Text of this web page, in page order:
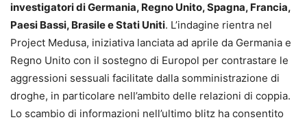
investigatori di Germania, Regno Unito, Spagna, Francia,
Paesi Bassi, Brasile e Stati Uniti. L’indagine rientra nel
Project Medusa, iniziativa lanciata ad aprile da Germania e
Regno Unito con il sostegno di Europol per contrastare le
aggressioni sessuali facilitate dalla somministrazione di
droghe, in particolare nell’ambito delle relazioni di coppia.
Lo scambio di informazioni nell’ultimo blitz ha consentito